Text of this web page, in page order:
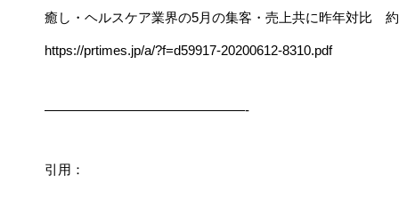
癒し・ヘルスケア業界の5月の集客・売上共に昨年対比
https://prtimes.jp/a/?f=d59917-20200612-8310.pdf
———————————————-
引用：